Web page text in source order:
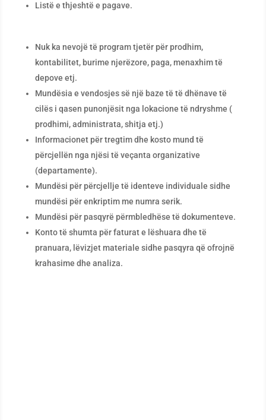
Listë e thjeshtë e pagave.
Nuk ka nevojë të program tjetër për prodhim,
kontabilitet, burime njerëzore, paga, menaxhim të
depove etj.
Mundësia e vendosjes së një baze të të dhënave të
cilës i qasen punonjësit nga lokacione të ndryshme (
prodhimi, administrata, shitja etj.)
Informacionet për tregtim dhe kosto mund të
përcjellën nga njësi të veçanta organizative
(departamente).
Mundësi për përcjellje të identeve individuale sidhe
mundësi për enkriptim me numra serik.
Mundësi për pasqyrë përmbledhëse të dokumenteve.
Konto të shumta për faturat e lëshuara dhe të
pranuara, lëvizjet materiale sidhe pasqyra që ofrojnë
krahasime dhe analiza.